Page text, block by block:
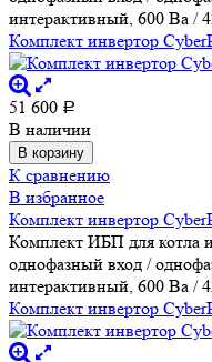
интерактивный, 600 Ва /
Комплект инвертор
51 600 Р
В наличии
В корзину
К сравнению
В избранное
Комплект инвертор
Комплект ИБП для котла
однофазный вход /
интерактивный, 600 Ва /
Комплект инвертор